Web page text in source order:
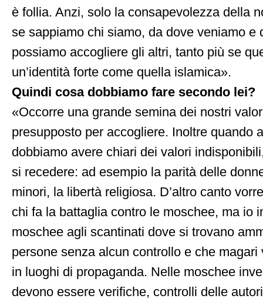
è follia. Anzi, solo la consapevolezza della
se sappiamo chi siamo, da dove veniamo e
possiamo accogliere gli altri, tanto più se
un’identità forte come quella islamica».
Quindi cosa dobbiamo fare secondo lei?
«Occorre una grande semina dei nostri
presupposto per accogliere. Inoltre quando
dobbiamo avere chiari dei valori
si recedere: ad esempio la parità delle
minori, la libertà religiosa. D’altro canto
chi fa la battaglia contro le moschee, ma io
moschee agli scantinati dove si trovano
persone senza alcun controllo e che magari
in luoghi di propaganda. Nelle moschee
devono essere verifiche, controlli delle